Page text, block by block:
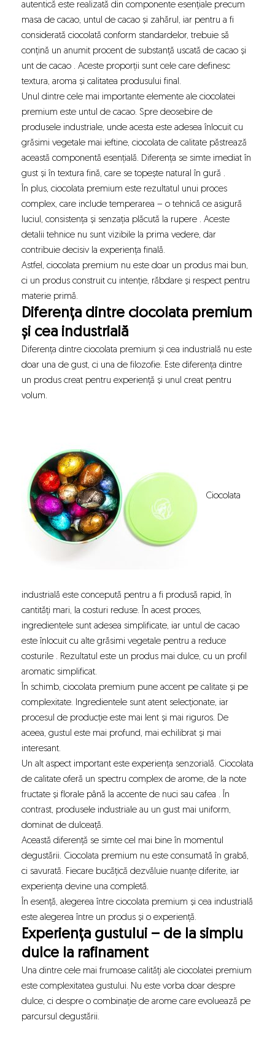
autentică este realizată din componente esențiale precum
masa de cacao, untul de cacao și zahărul, iar pentru a fi
considerată ciocolată conform standardelor, trebuie să
conțină un anumit procent de substanță uscată de cacao și
unt de cacao . Aceste proporții sunt cele care definesc
textura, aroma și calitatea produsului final.
Unul dintre cele mai importante elemente ale ciocolatei
premium este untul de cacao. Spre deosebire de
produsele industriale, unde acesta este adesea înlocuit cu
grăsimi vegetale mai ieftine, ciocolata de calitate păstrează
această componentă esențială. Diferența se simte imediat în
gust și în textura fină, care se topește natural în gură .
În plus, ciocolata premium este rezultatul unui proces
complex, care include temperarea – o tehnică ce asigură
luciul, consistența și senzația plăcută la rupere . Aceste
detalii tehnice nu sunt vizibile la prima vedere, dar
contribuie decisiv la experiența finală.
Astfel, ciocolata premium nu este doar un produs mai bun,
ci un produs construit cu intenție, răbdare și respect pentru
materie primă.
Diferența dintre ciocolata premium
și cea industrială
Diferența dintre ciocolata premium și cea industrială nu este
doar una de gust, ci una de filozofie. Este diferența dintre
un produs creat pentru experiență și unul creat pentru
volum.
Ciocolata
industrială este concepută pentru a fi produsă rapid, în
cantități mari, la costuri reduse. În acest proces,
ingredientele sunt adesea simplificate, iar untul de cacao
este înlocuit cu alte grăsimi vegetale pentru a reduce
costurile . Rezultatul este un produs mai dulce, cu un profil
aromatic simplificat.
În schimb, ciocolata premium pune accent pe calitate și pe
complexitate. Ingredientele sunt atent selecționate, iar
procesul de producție este mai lent și mai riguros. De
aceea, gustul este mai profund, mai echilibrat și mai
interesant.
Un alt aspect important este experiența senzorială. Ciocolata
de calitate oferă un spectru complex de arome, de la note
fructate și florale până la accente de nuci sau cafea . În
contrast, produsele industriale au un gust mai uniform,
dominat de dulceață.
Această diferență se simte cel mai bine în momentul
degustării. Ciocolata premium nu este consumată în grabă,
ci savurată. Fiecare bucățică dezvăluie nuanțe diferite, iar
experiența devine una completă.
În esență, alegerea între ciocolata premium și cea industrială
este alegerea între un produs și o experiență.
Experiența gustului – de la simplu
dulce la rafinament
Una dintre cele mai frumoase calități ale ciocolatei premium
este complexitatea gustului. Nu este vorba doar despre
dulce, ci despre o combinație de arome care evoluează pe
parcursul degustării.